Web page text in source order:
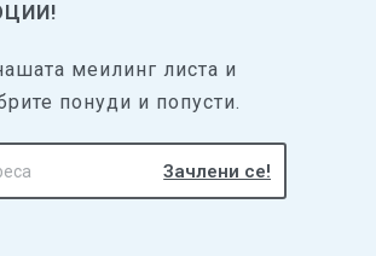
меилинг листа и
понуди и попусти.